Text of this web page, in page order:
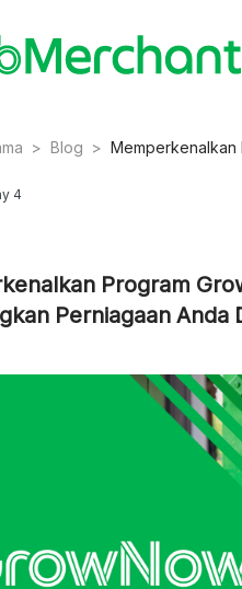
> Blog > Memperkenalkan
4
Program
Perniagaan Anda